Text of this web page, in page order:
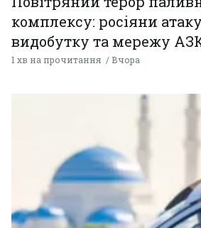
комплексу: росіяни
видобутку та мережу
1 хв на прочитання Вчора